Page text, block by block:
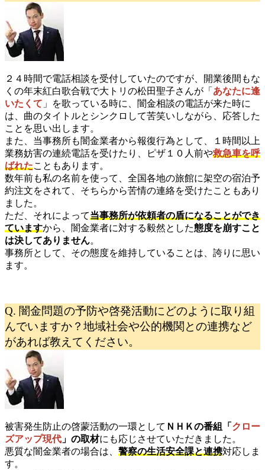
２４時間で電話相談を受付していたのですが、開業後間もな
くの年末紅白歌合戦で大トリの松田聖子さんが「 あなたに逢
いたくて 」を歌っている時に、闇金相談の電話が来た時に
は、曲のタイトルとシンクロして苦笑いしながら、応答した
ことを思い出します。
また、当事務所も闇金業者から報復行為として、１時間以上
業務妨害の連続電話を受けたり、ピザ１０人前や救急車を呼
ばれたこともあります。
数年前も私の名前を使って、全国各地の旅館に架空の宿泊予
約注文をされて、そちらから苦情の連絡を受けたこともあり
ました。
ただ、それによって当事務所が依頼者の盾になることができ
ていますから、闇金業者に対する毅然とした態度を崩すこと
は決してありません。
事務所として、その態度を維持していることは、誇りに思い
ます。
Q. 闇金問題の予防や啓発活動にどのように取り組
んでいますか？地域社会や公的機関との連携など
があれば教えてください。
被害発生防止の啓蒙活動の一環として ＮＨＫの番組「 クロー
ズアップ現代 」の取材にも応じさせていただきました。
悪質な闇金業者の場合は、 警察の生活安全課と連携対応しま
す。